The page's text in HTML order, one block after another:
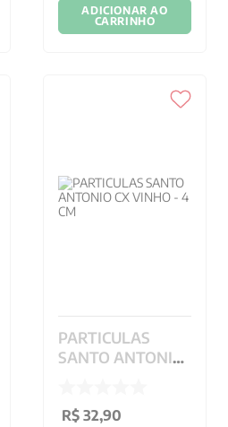
ADICIONAR AO
CARRINHO
PARTICULAS
SANTO ANTONIO
R$ 32,90